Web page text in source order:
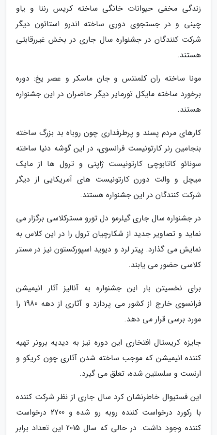
زندگی مخفی حیوانات خانگی ساخته کریس رننا و یاو
چینی و در جستجوی دوری ساخته اندرو استاتون دیگر
شرکت کنندگان در جشنواره سال جاری در بخش غیررقابتی
هستند.
مونا ساخته ران کلمنتس و جان ماسکر و عصر یخ: دوره
برخورد ساخته مایکل تورمایر دیگر حاضران در این جشنواره
هستند.
کارهای مردم پسند و پرطرفداری چون روباه بد بزرگ ساخته
بنجامین رنر کارتونیست فرانسوی، در این گوشه دنیا ساخته
سونائو کاتابوچی کارتونیست ژاپنی و ترول ها از مایک
میچل و والت دورن کارتونیست های آمریکایی از دیگر
شرکت کنندگان در این جشنواره هستند.
در جشنواره سال جاری گیلرمو دل تورو مسترکلاسی برگزار می
نماید و تصاویر جدید از شکارچیان ترول را در این کلاس به
نمایش می گذارد. پیتر لرد و دیوید اسپورکستون نیز در مستر
کلاسی حضور می یابند.
برای نخسیتن بار این جشنواره به آنالیز آثار انیمیشن
فرانسوی خارج از کشور می پردازد و آثاری از دهه 1980 را
مورد برسی قرار می دهد.
جایزه کریستال افتخاری این دوره نیز به دیدیه برونر تهیه
کننده انیمیشن که موجب ساخته شدن آثاری چون کریکو و
ارنست و سلستین شده، تعلق می گیرد.
این فستیوال خاطرنشان کرد سال جاری از نظر شرکت کننده
با رکورد درخواست کننده روبه رو شده و 2700 درخواست
کننده وجود داشت. در حالی که سال 2015 این تعداد برابر